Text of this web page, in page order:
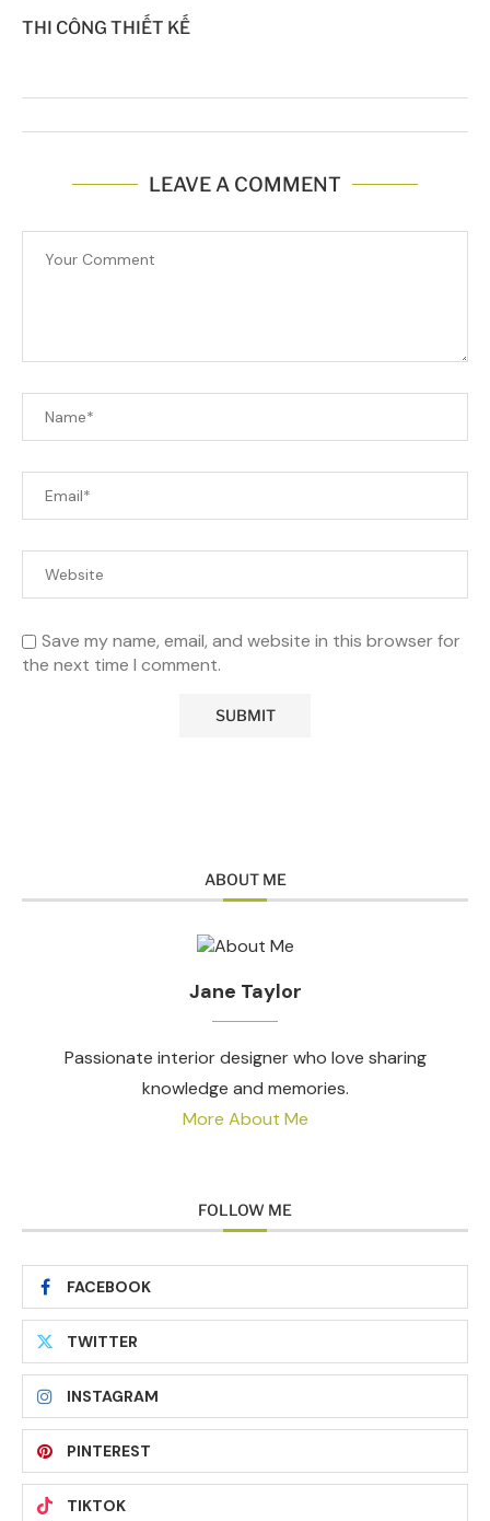
THI CÔNG THIẾT KẾ
LEAVE A COMMENT
Save my name, email, and website in this browser for
the next time I comment.
ABOUT ME
Jane Taylor
Passionate interior designer who love sharing
knowledge and memories.
More About Me
FOLLOW ME
FACEBOOK
TWITTER
INSTAGRAM
PINTEREST
TIKTOK